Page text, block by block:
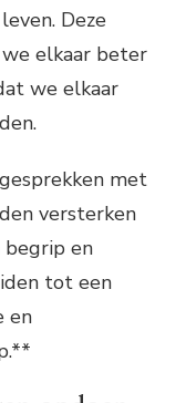
Deze
elkaar beter
we elkaar
met
versterken
begrip en
tot een
en